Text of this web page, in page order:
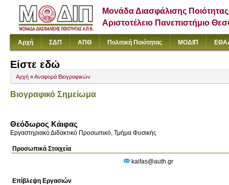
Μονάδα Διασφάλισης Ποιότητας
Αριστοτέλειο Πανεπιστήμιο
Αρχή ΣΔΠ ΑΠΘ Πολιτική Ποιότητας ΜΟΔΙΠ
Είστε εδώ
Αρχή »Αναφορά Βιογραφικών
Βιογραφικό Σημείωμα
Θεόδωρος Κάιφας
Εργαστηριακό Διδακτικό Προσωπικό, Τμήμα Φυσικής
Προσωπικά Στοιχεία
kaifas@auth.gr
Επίβλεψη Εργασιών